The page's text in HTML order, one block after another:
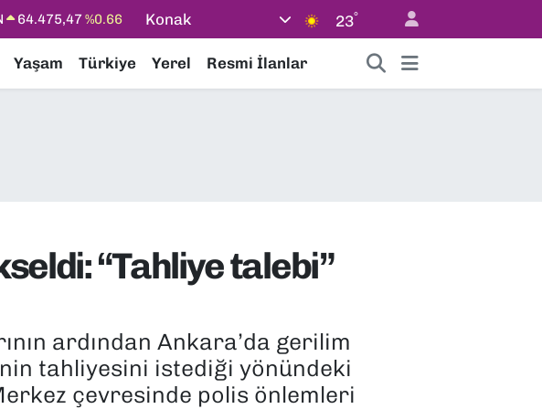
47,5971%0.05
64,2534%0.22
Konak 23°
Yaşam Türkiye Yerel Resmi İlanlar
“Tahliye talebi”
ardından Ankara’da gerilim
tahliyesini istediği yönündeki
çevresinde polis önlemleri